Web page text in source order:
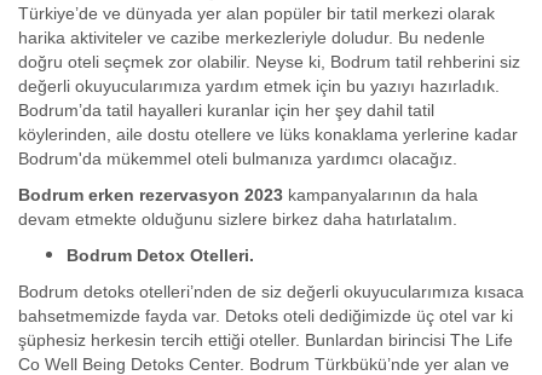
Türkiye’de ve dünyada yer alan popüler bir tatil merkezi olarak
harika aktiviteler ve cazibe merkezleriyle doludur. Bu nedenle
doğru oteli seçmek zor olabilir. Neyse ki, Bodrum tatil rehberini siz
değerli okuyucularımıza yardım etmek için bu yazıyı hazırladık.
Bodrum’da tatil hayalleri kuranlar için her şey dahil tatil
köylerinden, aile dostu otellere ve lüks konaklama yerlerine kadar
Bodrum'da mükemmel oteli bulmanıza yardımcı olacağız.
Bodrum erken rezervasyon 2023 kampanyalarının da hala
devam etmekte olduğunu sizlere birkez daha hatırlatalım.
Bodrum Detox Otelleri.
Bodrum detoks otelleri’nden de siz değerli okuyucularımıza kısaca
bahsetmemizde fayda var. Detoks oteli dediğimizde üç otel var ki
şüphesiz herkesin tercih ettiği oteller. Bunlardan birincisi The Life
Co Well Being Detoks Center. Bodrum Türkbükü’nde yer alan ve